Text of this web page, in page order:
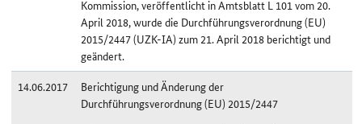
Kommission, veröffentlicht in Amtsblatt L 101 vom 20.
April 2018, wurde die Durchführungsverordnung (EU)
2015/2447 (UZK-IA) zum 21. April 2018 berichtigt und
geändert.
14.06.2017
Berichtigung und Änderung der
Durchführungsverordnung (EU) 2015/2447